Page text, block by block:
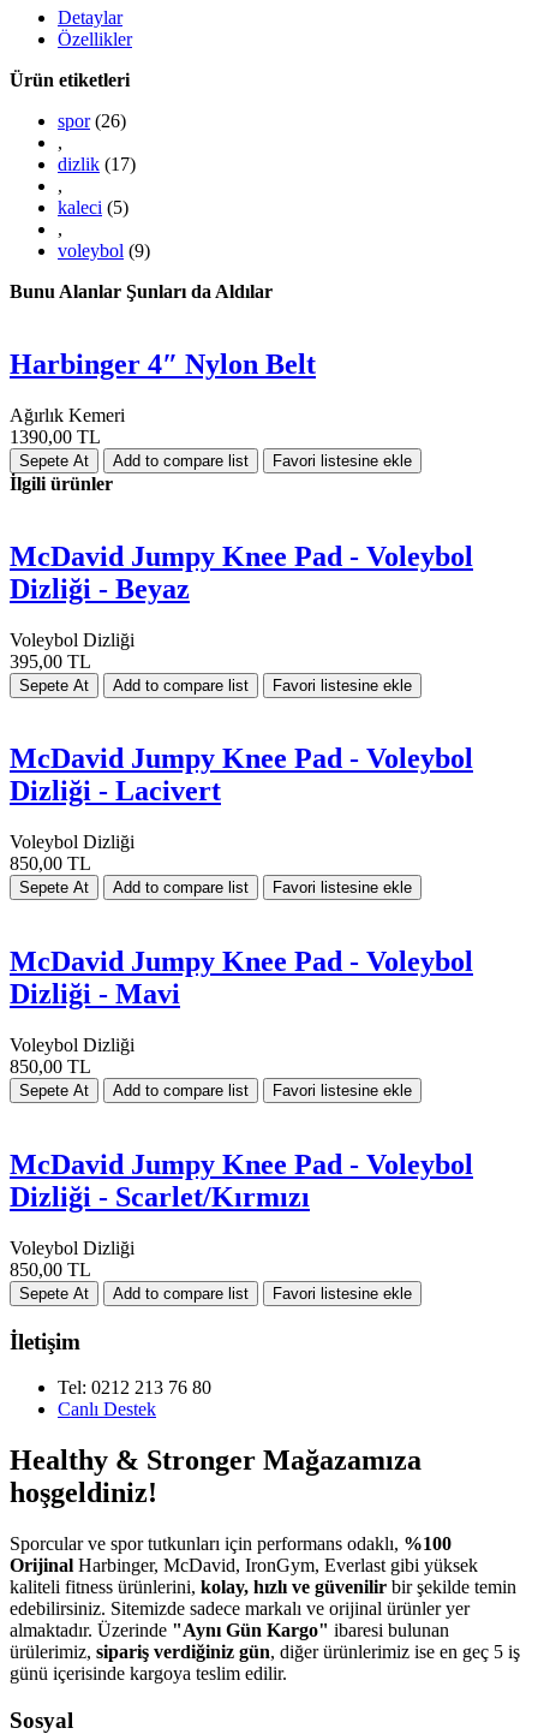
Detaylar
Özellikler
Ürün etiketleri
spor (26)
,
dizlik (17)
,
kaleci (5)
,
voleybol (9)
Bunu Alanlar Şunları da Aldılar
Harbinger 4″ Nylon Belt
Ağırlık Kemeri
1390,00 TL
İlgili ürünler
McDavid Jumpy Knee Pad - Voleybol
Dizliği - Beyaz
Voleybol Dizliği
395,00 TL
McDavid Jumpy Knee Pad - Voleybol
Dizliği - Lacivert
Voleybol Dizliği
850,00 TL
McDavid Jumpy Knee Pad - Voleybol
Dizliği - Mavi
Voleybol Dizliği
850,00 TL
McDavid Jumpy Knee Pad - Voleybol
Dizliği - Scarlet/Kırmızı
Voleybol Dizliği
850,00 TL
İletişim
Tel: 0212 213 76 80
Canlı Destek
Healthy & Stronger Mağazamıza
hoşgeldiniz!
Sporcular ve spor tutkunları için performans odaklı, %100
Orijinal Harbinger, McDavid, IronGym, Everlast gibi yüksek
kaliteli fitness ürünlerini, kolay, hızlı ve güvenilir bir şekilde temin
edebilirsiniz. Sitemizde sadece markalı ve orijinal ürünler yer
almaktadır. Üzerinde "Aynı Gün Kargo" ibaresi bulunan
ürülerimiz, sipariş verdiğiniz gün, diğer ürünlerimiz ise en geç 5 iş
günü içerisinde kargoya teslim edilir.
Sosyal